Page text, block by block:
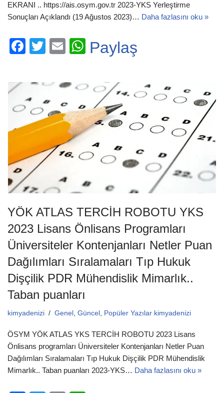
EKRANI .. https://ais.osym.gov.tr 2023-YKS Yerleştirme
Sonuçları Açıklandı (19 Ağustos 2023)… Daha fazlasını oku »
F
c
e
b
o
k
T
tt
er
E
ail
W
s
A
p
p
Paylaş
YÖK ATLAS TERCİH ROBOTU YKS
2023 Lisans Önlisans Programları
Üniversiteler Kontenjanları Netler Puan
Dağılımları Sıralamaları Tıp Hukuk
Dişçilik PDR Mühendislik Mimarlık..
Taban puanları
kimyadenizi Genel , Güncel , Popüler Yazılar kimyadenizi
ÖSYM YÖK ATLAS YKS TERCİH ROBOTU 2023 Lisans
Önlisans programları Üniversiteler Kontenjanları Netler Puan
Dağılımları Sıralamaları Tıp Hukuk Dişçilik PDR Mühendislik
Mimarlık.. Taban puanları 2023-YKS… Daha fazlasını oku »